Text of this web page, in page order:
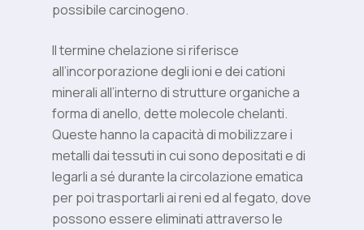
possibile carcinogeno.
Il termine chelazione si riferisce
all’incorporazione degli ioni e dei cationi
minerali all’interno di strutture organiche a
forma di anello, dette molecole chelanti.
Queste hanno la capacità di mobilizzare i
metalli dai tessuti in cui sono depositati e di
legarli a sé durante la circolazione ematica
per poi trasportarli ai reni ed al fegato, dove
possono essere eliminati attraverso le